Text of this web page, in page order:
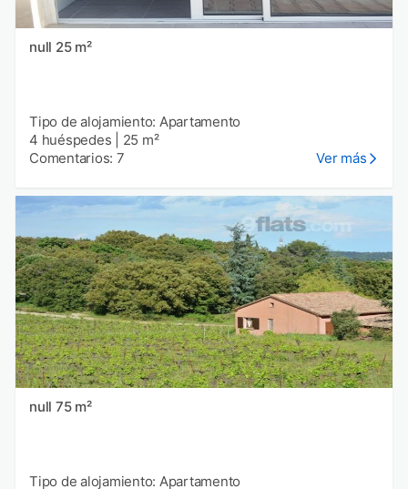
null 25 m²
Tipo de alojamiento: Apartamento
4 huéspedes
25 m²
Comentarios: 7
Ver más
null 75 m²
Tipo de alojamiento: Apartamento